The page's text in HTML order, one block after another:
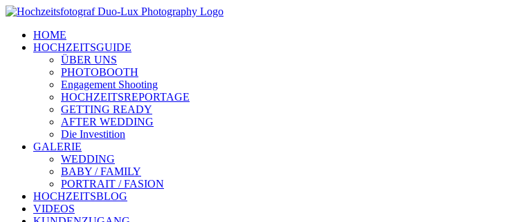
Zum
springenHOME
HOCHZEITSGUIDE
ÜBER UNS
PHOTOBOOTH
Engagement Shooting
HOCHZEITSREPORTAGE
GETTING READY
AFTER WEDDING
Die Investition
GALERIE
WEDDING
BABY / FAMILY
PORTRAIT / FASION
HOCHZEITSBLOG
VIDEOS